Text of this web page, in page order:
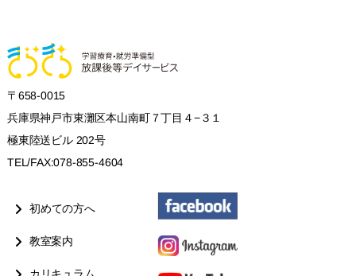
〒658-0015
兵庫県神戸市東灘区本山南町７丁目４−３１
極東陸送ビル 202号
TEL/FAX:078-855-4604
初めての方へ
教室案内